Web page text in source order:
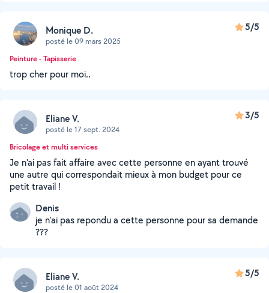
Monique D.
posté le 09 mars 2025
5/5
Peinture - Tapisserie
trop cher pour moi..
Eliane V.
posté le 17 sept. 2024
3/5
Bricolage et multi services
Je n'ai pas fait affaire avec cette personne en ayant trouvé
une autre qui correspondait mieux à mon budget pour ce
petit travail !
Denis
je n'ai pas repondu a cette personne pour sa demande
???
Eliane V.
posté le 01 août 2024
5/5